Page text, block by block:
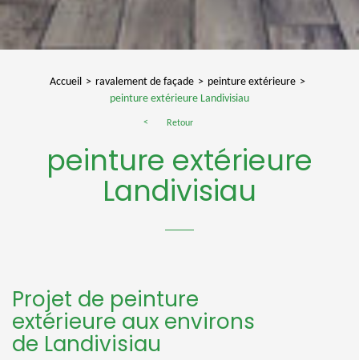
Accueil ravalement de façade
peinture extérieure
peinture extérieure Landivisiau
Retour
peinture extérieure
Landivisiau
Projet de peinture
extérieure aux environs
de Landivisiau